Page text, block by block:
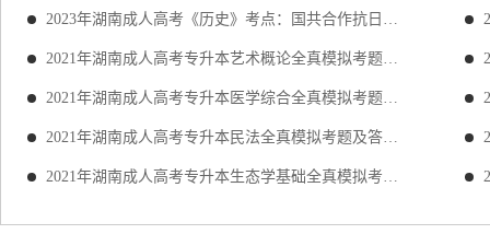
2023年湖南成人高考《历史》考点：国共合作抗日敌后战场
2021年湖南成人高考专升本艺术概论全真模拟考题及答案详解
2021年湖南成人高考专升本医学综合全真模拟考题及答案详解
2021年湖南成人高考专升本民法全真模拟考题及答案详解
2021年湖南成人高考专升本生态学基础全真模拟考题及答案详解